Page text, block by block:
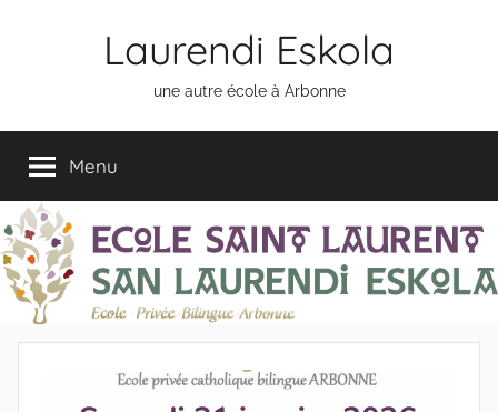
Laurendi Eskola
une autre école à Arbonne
Menu